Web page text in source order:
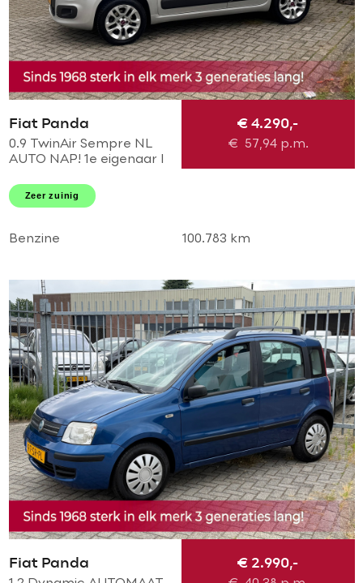
Fiat Panda
0.9 TwinAir Sempre NL
AUTO NAP! 1e eigenaar l
LMV l Dakrailing l Elek
pakket l TOPSTAAT!
€ 4.290,-
€ 57,94p.m.
Zeer zuinig
Benzine 100.783 km
Fiat Panda € 2.990,-